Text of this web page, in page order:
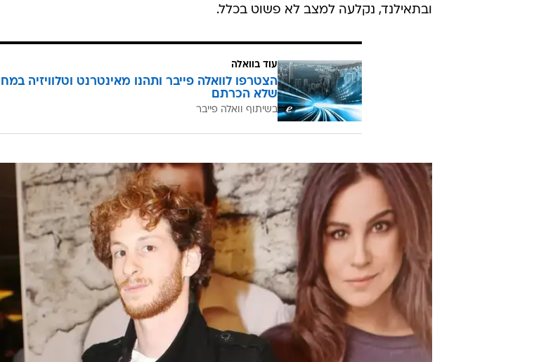
תאילנד לא מחכה לה. אמסלם / ניר פקין
אז מסתבר שאחרי שבוע אחד בלבד של צילומים אינטנסיביים,
מהטלנובלה בכיכובה. למה, בעצם? הסיבה הרשמית היא 'אילוצים אישיים',
ובתאילנד, נקלעה למצב לא פשוט בכלל.
עוד בוואלה
הצטרפו לוואלה פייבר ותהנו מאינטרנט וטלוויזיה
שלא הכרתם
בשיתוף וואלה פייבר